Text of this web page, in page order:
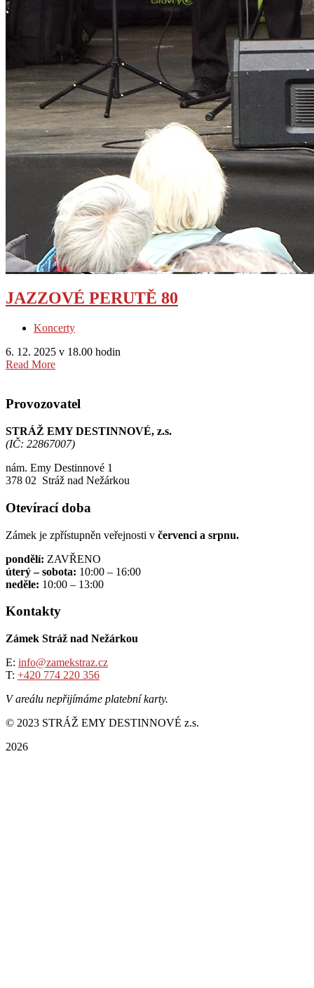
JAZZOVÉ PERUTĚ 80
Koncerty
6. 12. 2025 v 18.00 hodin
Read More
Provozovatel
STRÁŽ EMY DESTINNOVÉ, z.s.
(IČ: 22867007)
nám. Emy Destinnové 1
378 02 Stráž nad Nežárkou
Otevírací doba
Zámek je zpřístupněn veřejnosti v červenci a srpnu.
pondělí: ZAVŘENO
úterý – sobota: 10:00 – 16:00
neděle: 10:00 – 13:00
Kontakty
Zámek Stráž nad Nežárkou
E: info@zamekstraz.cz
T: +420 774 220 356
V areálu nepřijímáme platební karty.
© 2023 STRÁŽ EMY DESTINNOVÉ z.s.
2026